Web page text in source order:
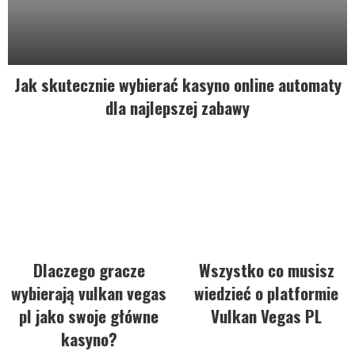
Jak skutecznie wybierać kasyno online automaty
dla najlepszej zabawy
Dlaczego gracze
wybierają vulkan vegas
pl jako swoje główne
kasyno?
Wszystko co musisz
wiedzieć o platformie
Vulkan Vegas PL